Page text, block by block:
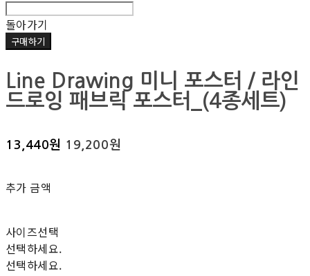
돌아가기
구매하기
Line Drawing 미니 포스터 / 라인
드로잉 패브릭 포스터_(4종세트)
13,440원 19,200원
추가 금액
사이즈선택
선택하세요.
선택하세요.